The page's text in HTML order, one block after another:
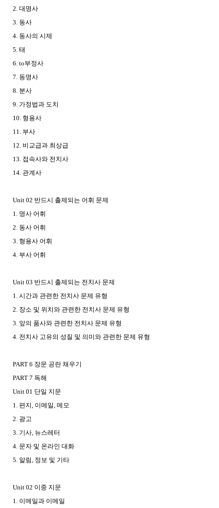
2. 대명사
3. 동사
4. 동사의 시제
5. 태
6. to부정사
7. 동명사
8. 분사
9. 가정법과 도치
10. 형용사
11. 부사
12. 비교급과 최상급
13. 접속사와 전치사
14. 관계사
Unit 02 반드시 출제되는 어휘 문제
1. 명사 어휘
2. 동사 어휘
3. 형용사 어휘
4. 부사 어휘
Unit 03 반드시 출제되는 전치사 문제
1. 시간과 관련한 전치사 문제 유형
2. 장소 및 위치와 관련한 전치사 문제 유형
3. 앞의 품사와 관련한 전치사 문제 유형
4. 전치사 고유의 성질 및 의미와 관련한 문제 유형
PART 6 장문 공란 채우기
PART 7 독해
Unit 01 단일 지문
1. 편지, 이메일, 메모
2. 광고
3. 기사, 뉴스레터
4. 문자 및 온라인 대화
5. 알림, 정보 및 기타
Unit 02 이중 지문
1. 이메일과 이메일